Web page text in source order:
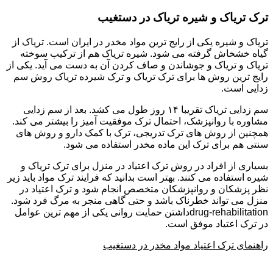
ترک تریاک و شیره تریاک در دستغیب
تریاک و شیره یکی از رایج ترین مواد مخدر در ایران است. تریاک از
گیاه خشخاش گرفته می شود. شیره تریاک هم از ترکیب سوخته
تریاک و تریاک و جوشاندن و صاف کردن آن به دست می آید. یکی از
رایج ترین روش ها برای ترک تریاک و ترک شیرده تریاک روش سم
زدایی است.
سم زدایی تریاک تقریبا ۱۴ روز طول می کشد. بعد از سم زدایی
مشاوره با روانپزشک، احتمال ترک موفقیت آمیز را بیشتر می کند.
همچنین از روش های ترک تدریجی، ترک با کمک دارو و روش های
سنتی هم برای ترک این ماده مخدر استفاده می شود.
بسیاری از افراد در روش ترک اعتیاد در منزل برای ترک تریاک و
شیره استفاده می کنند. بهتر است بدانید که فرایند ترک مواد باید زیر
نظر پزشکان و روانپزشکان متخصص انجام شود و ترک اعتیاد در
منزل می تواند خطرناک باشد و حتی گاهی منجر به مرگ فرد شود.
drug-rehabilitationداشتن حمایت روانی یکی از مهم ترین عوامل
در ترک اعتیاد موفق است.
راهنمای ترک اعتیاد مواد مخدر در دستغیب